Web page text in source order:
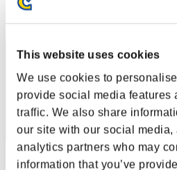
This website uses cookies
We use cookies to
provide social media features
traffic. We also share
our site with our social media,
analytics partners who may
information that you’ve
Posizione
manulcat